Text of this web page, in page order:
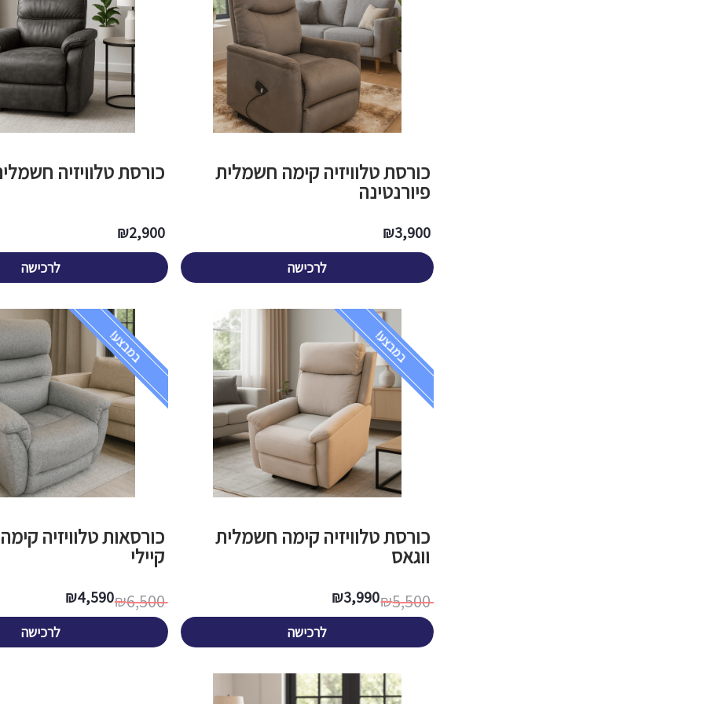
כורסת טלוויזיה קימה חשמלית
פיורנטינה
3,900
₪
לרכישה
כורסת טלוויזיה
2,900
₪
לרכישה
במבצע!
כורסת טלוויזיה קימה חשמלית
ווגאס
5,500
₪ המחיר
המקורי
היה:
5,500 ₪.
3,990
₪ המחיר
הנוכחי
הוא:
3,990 ₪. לרכישה
במבצע!
כורסאות טלוויזיה
קיילי
6,500
₪ המחיר
המקורי
היה:
6,500 ₪.
4,590
₪ המחיר
הנוכחי
הוא:
4,590 ₪. לרכישה